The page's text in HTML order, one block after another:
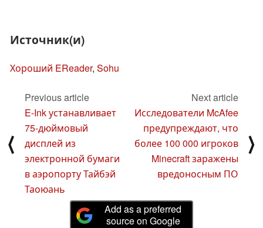
Источник(и)
Хороший EReader, Sohu
⟨
Previous article
E-Ink устанавливает
75-дюймовый
дисплей из
электронной бумаги
в аэропорту Тайбэй
Таоюань
Next article
Исследователи McAfee
предупреждают, что
более 100 000 игроков
Minecraft заражены
вредоносным ПО
⟩
Add as a preferred
source on Google